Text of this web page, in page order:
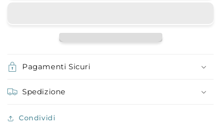
Pagamenti Sicuri
Spedizione
Condividi